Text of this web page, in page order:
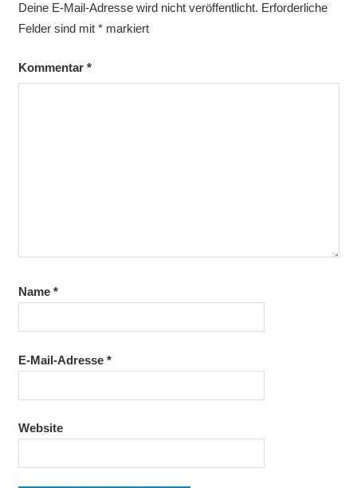
Deine E-Mail-Adresse wird nicht veröffentlicht. Erforderliche
Felder sind mit *markiert
Kommentar *
Name *
E-Mail-Adresse *
Website